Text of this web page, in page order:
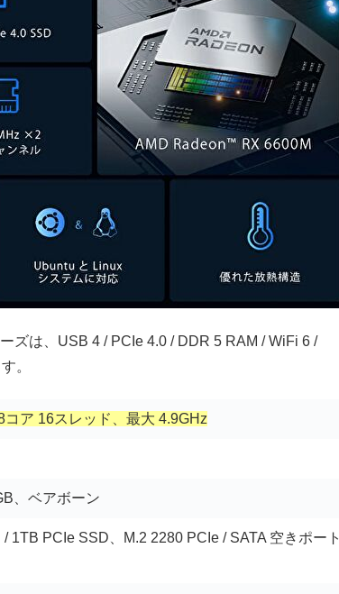
ズは、USB 4 / PCIe 4.0 / DDR 5 RAM / WiFi 6 /
。
ア 16スレッド、最大 4.9GHz
、ベアボーン
1TB PCIe SSD、M.2 2280 PCIe / SATA 空きポート